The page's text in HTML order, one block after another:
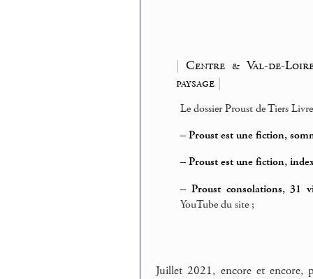
| Centre & Val-de-
paysage|
Le dossier Proust de Tiers
–Proust est une fiction,
–Proust est une fiction,
– Proust consolations, 31
YouTube du site ;
Juillet 2021, encore et encore,